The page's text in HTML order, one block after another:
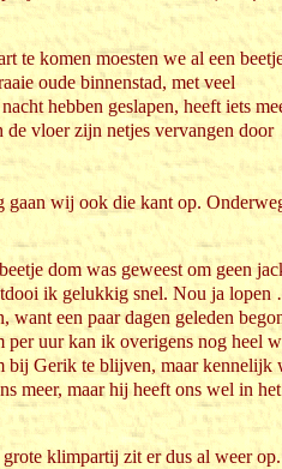
te komen moesten we al een
oude binnenstad, met veel
hebben geslapen, heeft iets
de vloer zijn netjes vervangen door
gaan wij ook die kant op.
dom was geweest om geen
ik gelukkig snel. Nou ja
een paar dagen geleden
per uur kan ik overigens nog heel
bij Gerik te blijven, maar kennelijk
meer, maar hij heeft ons wel in
klimpartij zit er dus al weer op.